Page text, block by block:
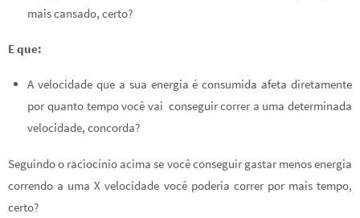
mais cansado, certo?
E que:
A velocidade que a sua energia é consumida afeta diretamente
por quanto tempo você vai conseguir correr a uma determinada
velocidade, concorda?
Seguindo o raciocínio acima se você conseguir gastar menos energia
correndo a uma X velocidade você poderia correr por mais tempo,
certo?